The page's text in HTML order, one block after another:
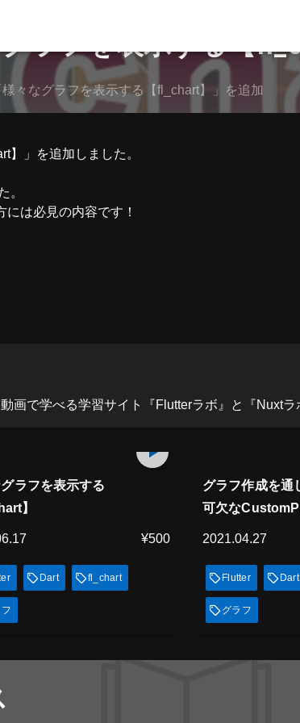
ラフを表示する【
々なグラフを表示する【fl_chart】」を追加
】」を追加しました。
。
は必見の内容です！
画で学べる学習サイト『Flutterラボ』と『Nuxt
21min
放題ラフを表示する
】
¥500
Dart fl_chart
見放題
グラフ作成を通
可欠な
2021.04.27
Flutter Dart
グラフ